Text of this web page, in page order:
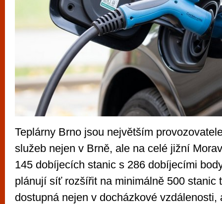
Teplárny Brno jsou největším
služeb nejen v Brně, ale na celé jižní
145 dobíjecích stanic s 286 dobíjecími
plánují síť rozšířit na minimálně 500 stanic
dostupná nejen v docházkové vzdálenosti,